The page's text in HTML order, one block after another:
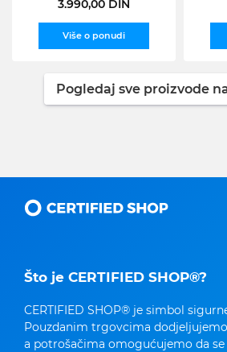
3.990,00 DIN
Više o ponudi
Pogledaj sve proizvode
Što je CERTIFIED SHOP®?
CERTIFIED SHOP® je simbol
Pouzdanim trgovcima
a potrošačima omogućujemo da